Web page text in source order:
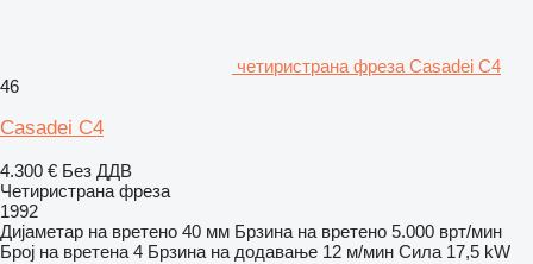
четиристрана фреза Casadei C4
46
Casadei C4
4.300 € Без ДДВ
Четиристрана фреза
1992
Дијаметар на вретено 40 мм Брзина на вретено 5.000 врт/мин
Број на вретена 4 Брзина на додавање 12 м/мин Сила 17,5 kW